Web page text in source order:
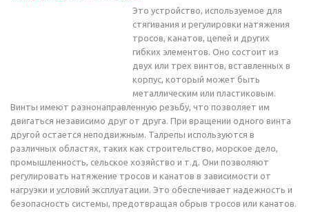
Это устройство, используемое для
стягивания и регулировки натяжения
тросов, канатов, цепей и других
гибких элементов. Оно состоит из
двух или трех винтов, вставленных в
корпус, который может быть
металлическим или пластиковым.
Винты имеют разнонаправленную резьбу, что позволяет им
двигаться независимо друг от друга. При вращении одного винта
другой остается неподвижным. Талрепы используются в
различных областях, таких как строительство, морское дело,
промышленность, сельское хозяйство и т.д. Они позволяют
регулировать натяжение тросов и канатов в зависимости от
нагрузки и условий эксплуатации. Это обеспечивает надежность и
безопасность системы, предотвращая обрыв тросов или канатов.